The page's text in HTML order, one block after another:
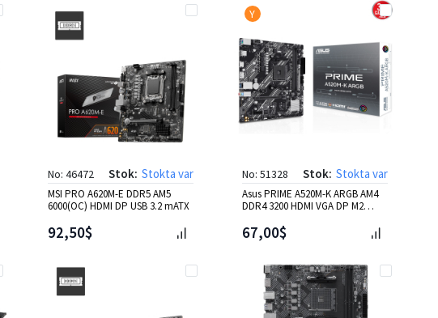
No: 46472 Stok: Stokta var
MSI PRO A620M-E DDR5 AM5
6000(OC) HDMI DP USB 3.2 mATX
92,50$
Y
No: 51328 Stok: Stokta var
Asus PRIME A520M-K ARGB AM4
DDR4 3200 HDMI VGA DP M2
67,00$